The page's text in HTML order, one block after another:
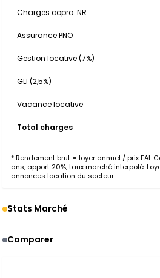
Charges copro. NR
Assurance PNO
Gestion locative (7%)
GLI (2,5%)
Vacance locative
Total charges
* Rendement brut = loyer annuel / prix FAI.
ans, apport 20%, taux marché interpolé.
annonces location du secteur.
Stats Marché
Comparer